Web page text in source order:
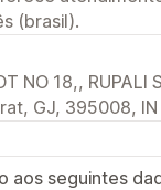
(brasil).
NO 18,, RUPALI
GJ, 395008, IN
aos seguintes